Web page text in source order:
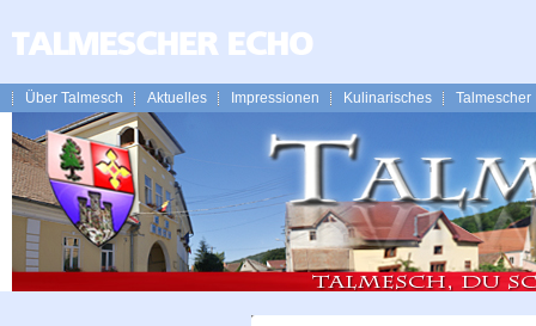
Über Talmesch Aktuelles Impressionen Kulinarisches Talmescher